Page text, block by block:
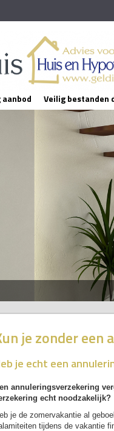
Veilig bestanden
je zonder een
je echt een
annuleringsverzekering
echt noodzakelijk?
je de zomervakantie al
tijdens de vakantie